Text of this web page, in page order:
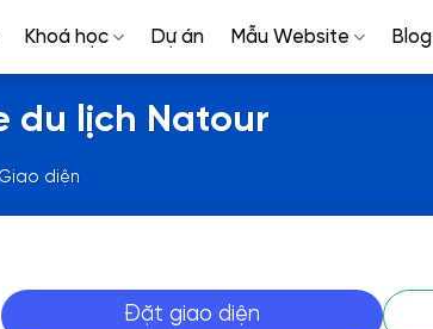
Khoá học Dự án Mẫu Website Blog
du lịch Natour
Giao diện
Đặt giao diện